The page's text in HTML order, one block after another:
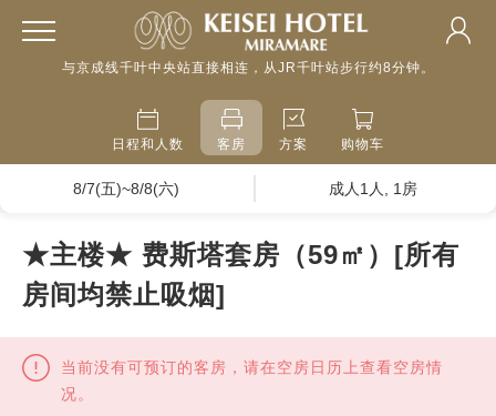
与京成线千叶中央站直接相连，从JR千叶站步行约8分钟。
日程和人数 客房 方案 购物车
8/7(五)~8/8(六) 成人1人, 1房
★主楼★ 费斯塔套房（59㎡）[所有
房间均禁止吸烟]
当前没有可预订的客房，请在空房日历上查看空房情
况。